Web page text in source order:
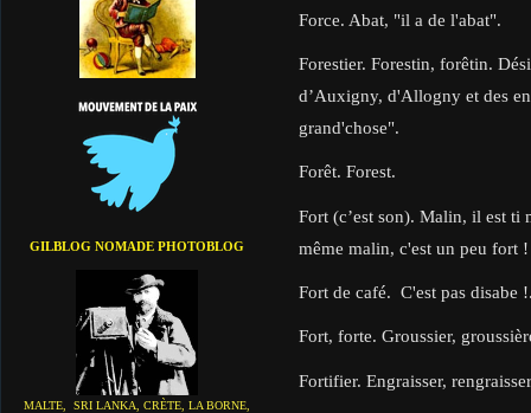
GILBLOG NOMADE PHOTOBLOG
MALTE, SRI LANKA, CRÈTE, LA BORNE,
Force. Abat, "il a de l'abat".
Forestier. Forestin, forêtin.
d’Auxigny, d'Allogny et des
grand'chose".
Forêt. Forest.
Fort (c’est son). Malin, il est ti
même malin, c'est un peu fort
Fort de café. C'est pas disabe
Fort, forte. Groussier,
Fortifier. Engraisser,